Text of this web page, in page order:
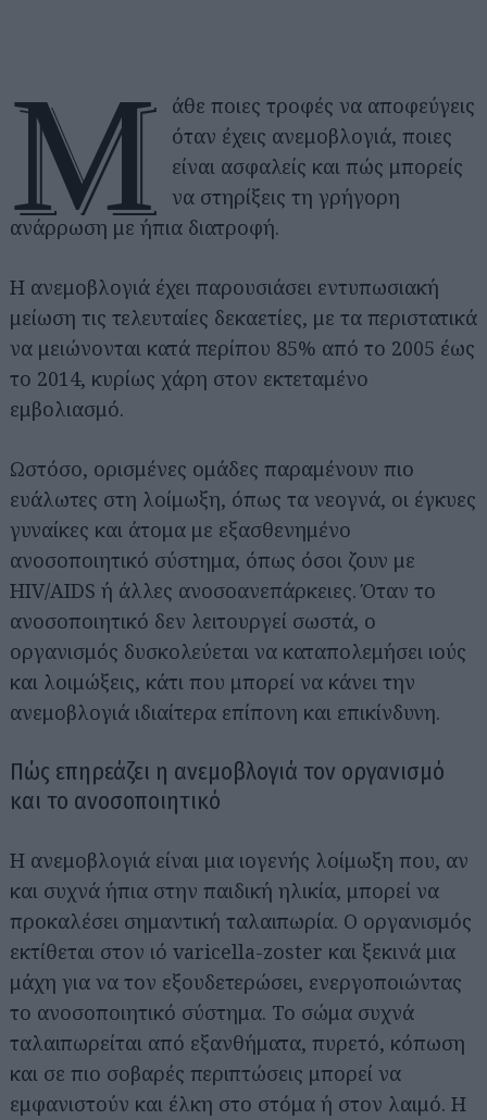
Μ
άθε ποιες τροφές να αποφεύγεις
όταν έχεις ανεμοβλογιά, ποιες
είναι ασφαλείς και πώς μπορείς
να στηρίξεις τη γρήγορη
ανάρρωση με ήπια διατροφή.
Η ανεμοβλογιά έχει παρουσιάσει εντυπωσιακή
μείωση τις τελευταίες δεκαετίες, με τα περιστατικά
να μειώνονται κατά περίπου 85% από το 2005 έως
το 2014, κυρίως χάρη στον εκτεταμένο
εμβολιασμό.
Ωστόσο, ορισμένες ομάδες παραμένουν πιο
ευάλωτες στη λοίμωξη, όπως τα νεογνά, οι έγκυες
γυναίκες και άτομα με εξασθενημένο
ανοσοποιητικό σύστημα, όπως όσοι ζουν με
HIV/AIDS ή άλλες ανοσοανεπάρκειες. Όταν το
ανοσοποιητικό δεν λειτουργεί σωστά, ο
οργανισμός δυσκολεύεται να καταπολεμήσει ιούς
και λοιμώξεις, κάτι που μπορεί να κάνει την
ανεμοβλογιά ιδιαίτερα επίπονη και επικίνδυνη.
Πώς επηρεάζει η ανεμοβλογιά τον οργανισμό
και το ανοσοποιητικό
Η ανεμοβλογιά είναι μια ιογενής λοίμωξη που, αν
και συχνά ήπια στην παιδική ηλικία, μπορεί να
προκαλέσει σημαντική ταλαιπωρία. Ο οργανισμός
εκτίθεται στον ιό varicella-zoster και ξεκινά μια
μάχη για να τον εξουδετερώσει, ενεργοποιώντας
το ανοσοποιητικό σύστημα. Το σώμα συχνά
ταλαιπωρείται από εξανθήματα, πυρετό, κόπωση
και σε πιο σοβαρές περιπτώσεις μπορεί να
εμφανιστούν και έλκη στο στόμα ή στον λαιμό. Η